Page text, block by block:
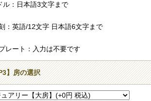
ル：日本語3文字まで
：英語/12文字 日本語6文字まで
レート：入力は不要です
】房の選択